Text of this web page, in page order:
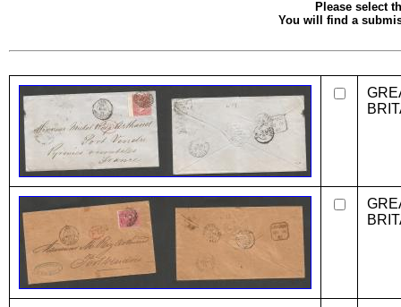
Please select
You will find a